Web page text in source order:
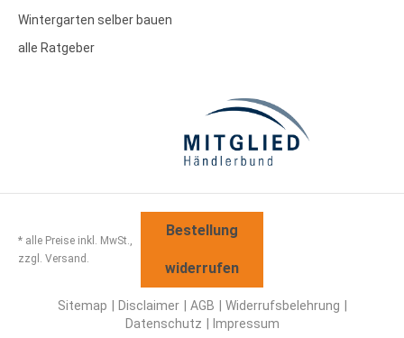
Wintergarten selber bauen
alle Ratgeber
* alle Preise inkl. MwSt.,
zzgl. Versand.
Bestellung
widerrufen
Sitemap Disclaimer AGB
Widerrufsbelehrung
Datenschutz
Impressum